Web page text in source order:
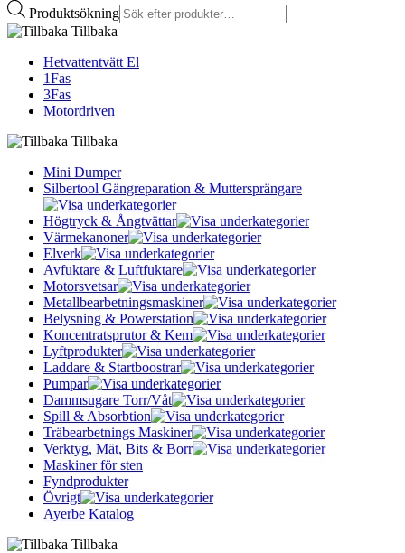
Produktsökning
Tillbaka
Hetvattentvätt El
1Fas
3Fas
Motordriven
Tillbaka
Mini Dumper
Silbertool Gängreparation & Muttersprängare
Högtryck & Ångtvättar
Värmekanoner
Elverk
Avfuktare & Luftfuktare
Motorsvetsar
Metallbearbetningsmaskiner
Belysning & Powerstation
Koncentratsprutor & Kem
Lyftprodukter
Laddare & Startboostrar
Pumpar
Dammsugare Torr/Våt
Spill & Absorbtion
Träbearbetnings Maskiner
Verktyg, Mät, Bits & Borr
Maskiner för sten
Fyndprodukter
Övrigt
Ayerbe Katalog
Tillbaka